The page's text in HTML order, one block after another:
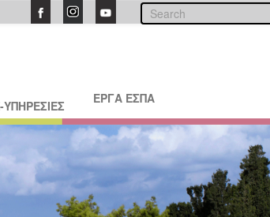
ΥΠΗΡΕΣΙΕΣ ΕΡΓΑ ΕΣΠΑ